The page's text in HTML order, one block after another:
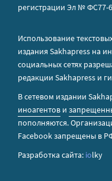
регистрации Эл № ФС77-
Использование
издания Sakhapress на
социальных сетях
редакции Sakhapress и
В сетевом издании
иноагентов и
пополняются.
Facebook запрещены в
Разработка сайта: iolky